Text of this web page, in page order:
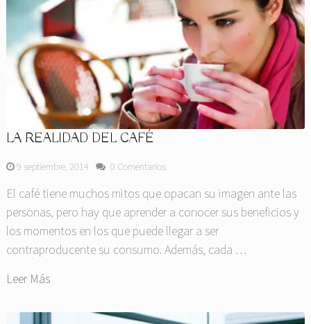
LA REALIDAD DEL CAFÉ
9 septiembre, 2014 0 Comentarios
El café tiene muchos mitos que opacan su imagen ante las
personas, pero hay que aprender a conocer sus beneficios y
los momentos en los que puede llegar a ser
contraproducente su consumo. Además, cada …
Leer Más